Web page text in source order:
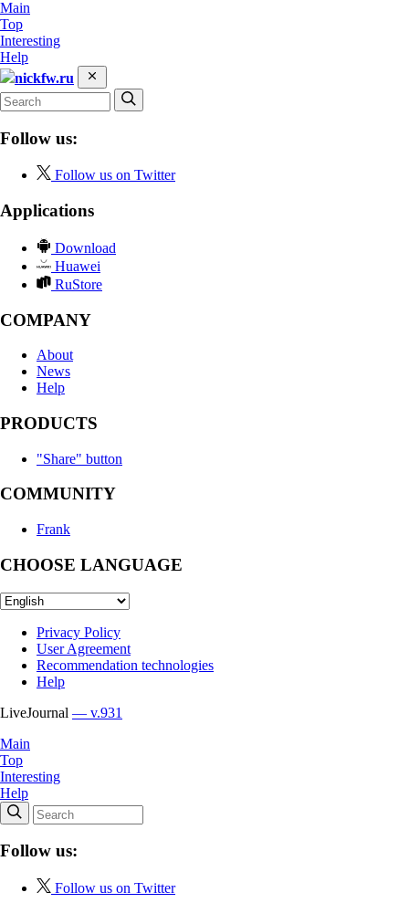
Main
Top
Interesting
Help
nickfw.ru
Follow us:
Follow us on Twitter
Applications
Download
Huawei
RuStore
COMPANY
About
News
Help
PRODUCTS
"Share" button
COMMUNITY
Frank
CHOOSE LANGUAGE
Privacy Policy
User Agreement
Recommendation technologies
Help
LiveJournal — v.931
Main
Top
Interesting
Help
Follow us:
Follow us on Twitter